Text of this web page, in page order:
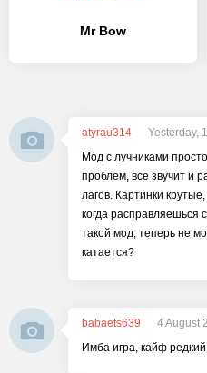
Mr Bow
atyrau314
Yesterday,
Мод с лучниками
проблем, все звучит и
лагов. Картинки
когда расправляешься
такой мод, теперь не
катается?
babaets639
4 August
Имба игра, кайф